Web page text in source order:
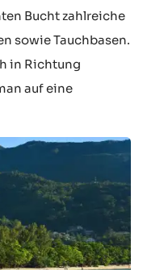
Bucht zahlreiche
sowie Tauchbasen.
in Richtung
auf eine